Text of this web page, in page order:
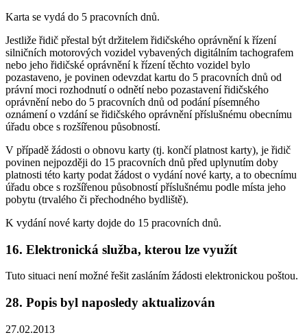
Karta se vydá do 5 pracovních dnů.
Jestliže řidič přestal být držitelem řidičského oprávnění k řízení
silničních motorových vozidel vybavených digitálním tachografem
nebo jeho řidičské oprávnění k řízení těchto vozidel bylo
pozastaveno, je povinen odevzdat kartu do 5 pracovních dnů od
právní moci rozhodnutí o odnětí nebo pozastavení řidičského
oprávnění nebo do 5 pracovních dnů od podání písemného
oznámení o vzdání se řidičského oprávnění příslušnému obecnímu
úřadu obce s rozšířenou působností.
V případě žádosti o obnovu karty (tj. končí platnost karty), je řidič
povinen nejpozději do 15 pracovních dnů před uplynutím doby
platnosti této karty podat žádost o vydání nové karty, a to obecnímu
úřadu obce s rozšířenou působností příslušnému podle místa jeho
pobytu (trvalého či přechodného bydliště).
K vydání nové karty dojde do 15 pracovních dnů.
16. Elektronická služba, kterou lze využít
Tuto situaci není možné řešit zasláním žádosti elektronickou poštou.
28. Popis byl naposledy aktualizován
27.02.2013